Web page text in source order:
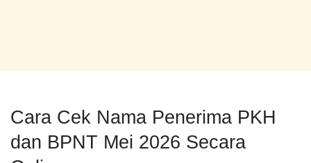
Cara Cek Nama Penerima PKH
dan BPNT Mei 2026 Secara